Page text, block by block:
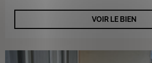
VOIR LE BIEN